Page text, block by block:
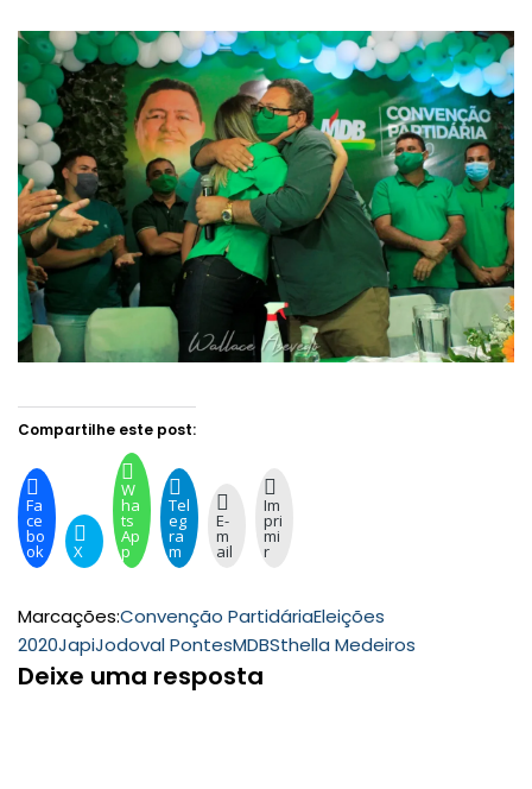
Compartilhe este post:
Fa
ce
bo
ok X
W
ha
ts
Ap
p
Tel
eg
ra
m
E-
m
ail
Im
pri
mi
r
Marcações:Convenção PartidáriaEleições
2020JapiJodoval PontesMDBSthella Medeiros
Deixe uma resposta